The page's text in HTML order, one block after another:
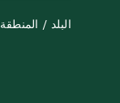
البلد / المنطقة